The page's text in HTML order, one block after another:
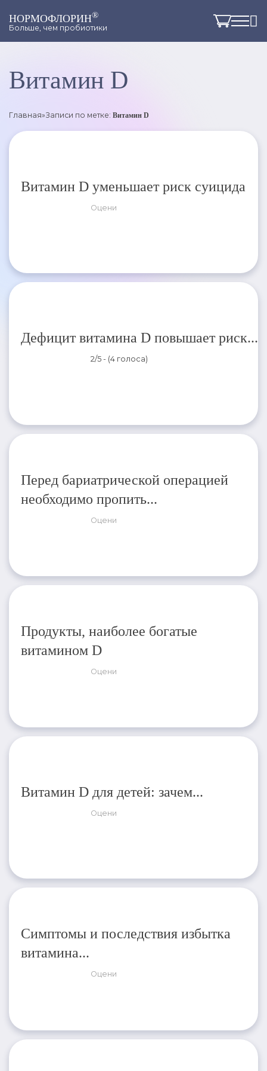
НОРМОФЛОРИН®
Больше, чем пробиотики
Витамин D
Главная»Записи по метке: Витамин D
Витамин D уменьшает риск суицида
Оцени
Дефицит витамина D повышает риск...
2/5 - (4 голоса)
Перед бариатрической операцией
необходимо пропить...
Оцени
Продукты, наиболее богатые
витамином D
Оцени
Витамин D для детей: зачем...
Оцени
Симптомы и последствия избытка
витамина...
Оцени